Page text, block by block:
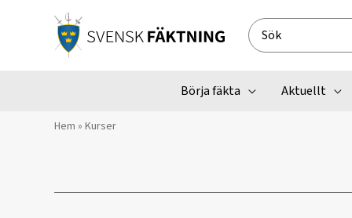
Search
for:
Börja fäkta Aktuellt
Hem » Kurser